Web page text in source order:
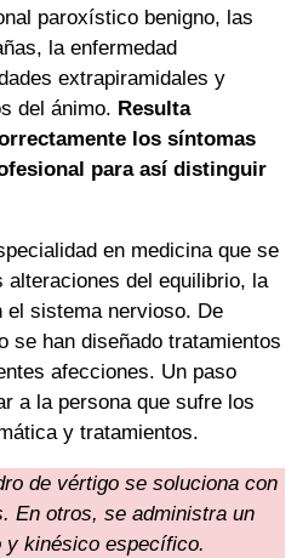
paroxístico benigno, las
la enfermedad
extrapiramidales y
del ánimo. Resulta
los síntomas
para así distinguir
en medicina que se
alteraciones del equilibrio, la
el sistema nervioso. De
se han diseñado tratamientos
afecciones. Un paso
a la persona que sufre los
y tratamientos.
de vértigo se soluciona con
En otros, se administra un
y kinésico específico.